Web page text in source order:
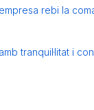
rebi la
tranquil·litat i